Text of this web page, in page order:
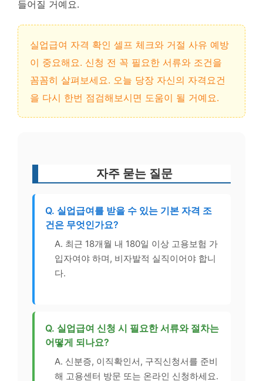
들어질 거예요.
실업급여 자격 확인 셀프 체크와 거절 사유 예방
이 중요해요. 신청 전 꼭 필요한 서류와 조건을
꼼꼼히 살펴보세요. 오늘 당장 자신의 자격요건
을 다시 한번 점검해보시면 도움이 될 거예요.
자주 묻는 질문
Q. 실업급여를 받을 수 있는 기본 자격 조
건은 무엇인가요?
A. 최근 18개월 내 180일 이상 고용보험 가
입자여야 하며, 비자발적 실직이어야 합니
다.
Q. 실업급여 신청 시 필요한 서류와 절차는
어떻게 되나요?
A. 신분증, 이직확인서, 구직신청서를 준비
해 고용센터 방문 또는 온라인 신청하세요.